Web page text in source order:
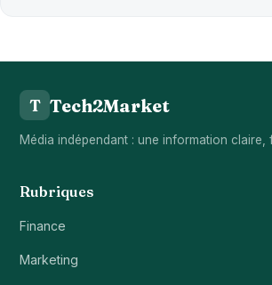
T Tech2Market
Média indépendant : une information claire,
Rubriques
Finance
Marketing